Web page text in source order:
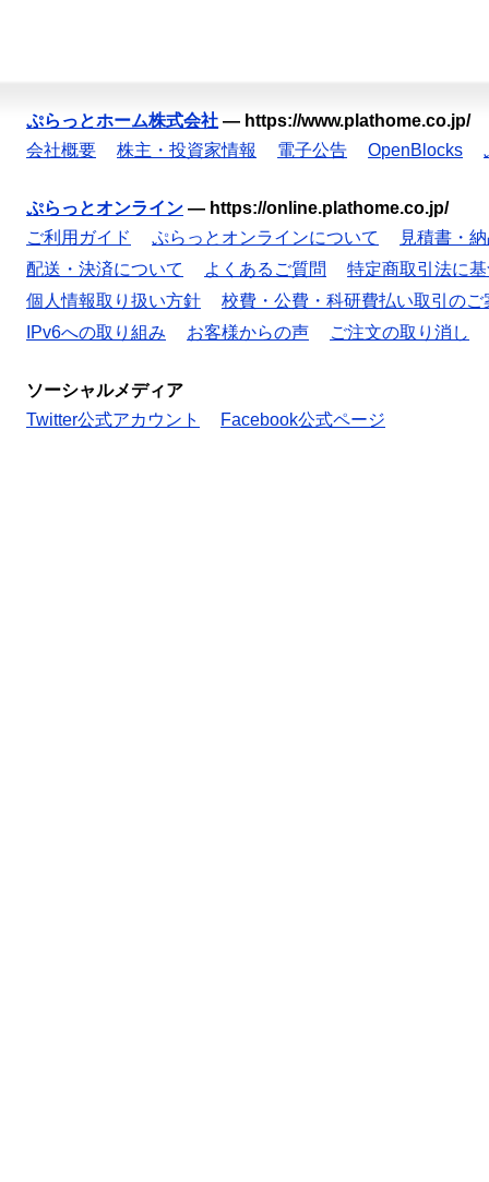
ぷらっとホーム株式会社 — https://www.plathome.co.jp/
会社概要
株主・投資家情報 電子公告 OpenBlocks
ぷらっとオンライン — https://online.plathome.co.jp/
ご利用ガイド
ぷらっとオンラインについて
見積書・
配送・決済について
よくあるご質問
特定商取引法に
個人情報取り扱い方針
校費・公費・科研費払い取引のご
IPv6への取り組み
お客様からの声 ご注文の取り消し
ソーシャルメディア
Twitter公式アカウント
Facebook公式ページ